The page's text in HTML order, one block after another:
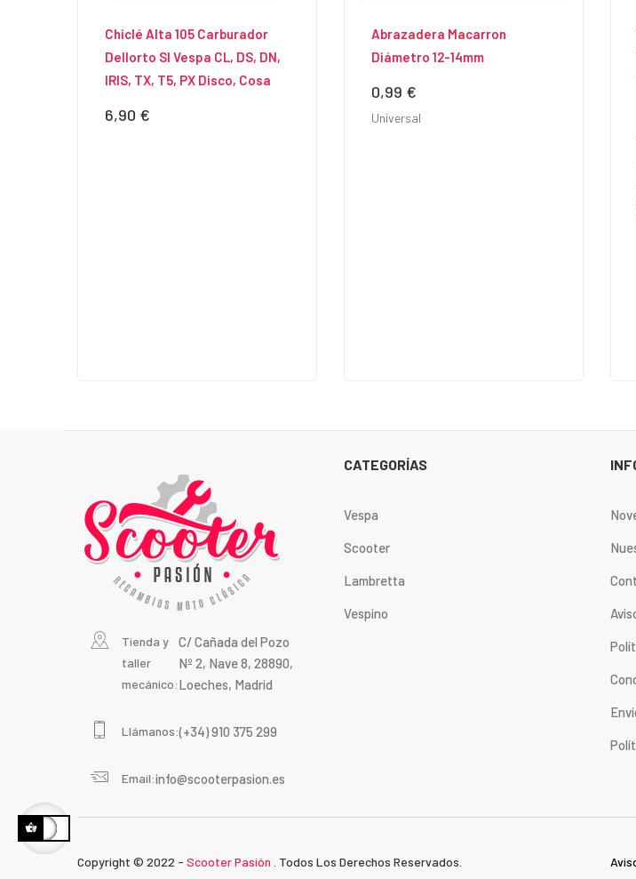
Chiclé Alta 105 Carburador
Dellorto SI Vespa CL, DS, DN,
IRIS, TX, T5, PX Disco, Cosa
Precio
6,90 €
Abrazadera Macarron
Diámetro 12-14mm
Precio
0,99 €
Universal
Tienda y
taller
mecánico:
C/ Cañada del Pozo
Nº 2, Nave 8, 28890,
Loeches, Madrid
Llámanos:(+34) 910 375 299
Email:info@scooterpasion.es
CATEGORÍAS
Vespa
Scooter
Lambretta
Vespino
Copyright © 2022 - Scooter Pasión . Todos Los Derechos Reservados.